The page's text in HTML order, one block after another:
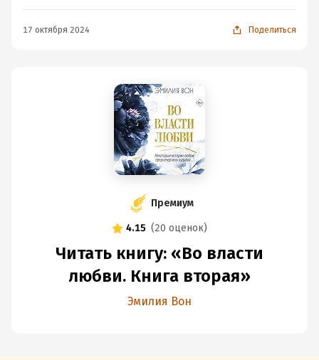
17 октября 2024 Поделиться
Премиум
4.15 (20 оценок)
Читать книгу: «Во власти
любви. Книга вторая»
Эмилия Вон